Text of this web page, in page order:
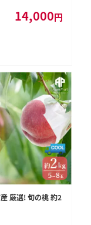
八旗白鳳 清水白桃
14,000円
厳選! 旬の桃 約2